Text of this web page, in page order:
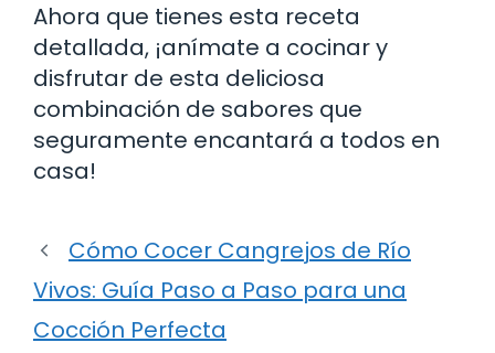
Ahora que tienes esta receta
detallada, ¡anímate a cocinar y
disfrutar de esta deliciosa
combinación de sabores que
seguramente encantará a todos en
casa!
Cómo Cocer Cangrejos de Río
Vivos: Guía Paso a Paso para una
Cocción Perfecta